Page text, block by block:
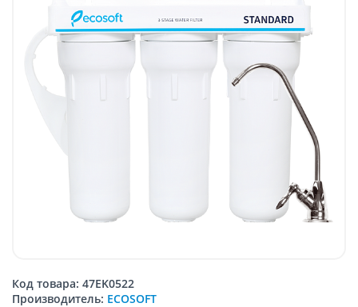
Код товара: 47EK0522
Производитель: ECOSOFT